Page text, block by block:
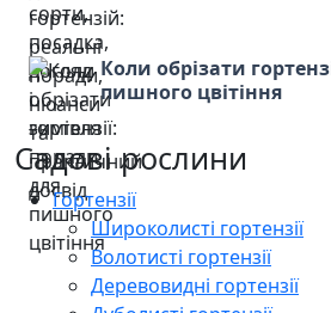
Коли обрізати
пишного цвітіння
Садові рослини
Гортензії
Широколисті гортензії
Волотисті гортензії
Деревовидні гортензії